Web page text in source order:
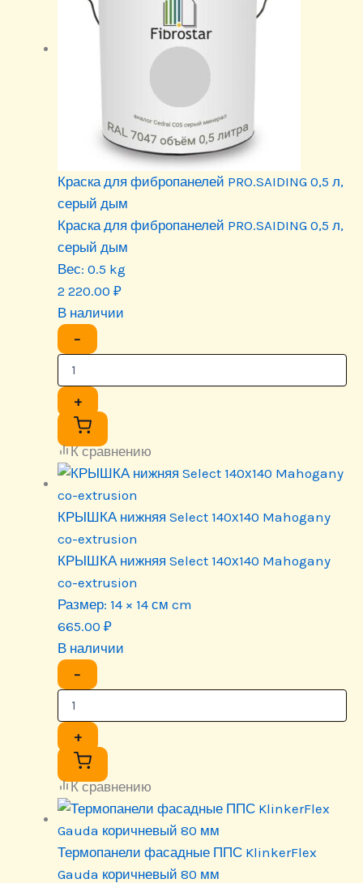
Краска для фибропанелей PRO.SAIDING 0,5 л,
серый дым
Краска для фибропанелей PRO.SAIDING 0,5 л,
серый дым
Вес: 0.5 kg
2 220.00 ₽
В наличии
−
+
К сравнению
КРЫШКА нижняя Select 140х140 Mahogany
co-extrusion
КРЫШКА нижняя Select 140х140 Mahogany
co-extrusion
Размер: 14 × 14 см cm
665.00 ₽
В наличии
−
+
К сравнению
Термопанели фасадные ППС KlinkerFlex
Gauda коричневый 80 мм